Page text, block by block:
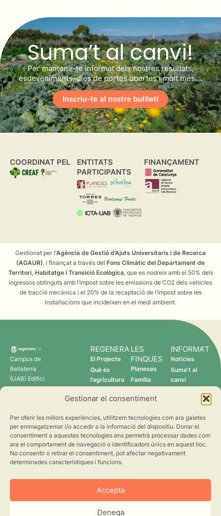
Gestionar el consentiment
Per oferir les millors experiències, utilitzem tecnologies com ara galetes
per emmagatzemar i/o accedir a la informació del dispositiu. Donar el
consentiment a aquestes tecnologies ens permetrà processar dades com
ara el comportament de navegació o identificadors únics en aquest lloc.
No consentir o retirar el consentiment, pot afectar negativament
determinades característiques i funcions.
Accepta
Denega
Suma’t al canvi!
Per mantenir-te informat dels nostres resultats,
esdeveniments, dies de portes obertes i molt més….
Inscriu-te al nostre butlletí
COORDINAT PEL
ENTITATS
PARTICIPANTS
FINANÇAMENT
Gestionat per l’Agència de Gestió d’Ajuts Universitaris i de Recerca
(AGAUR), i finançat a través del Fons Climàtic del Departament de
Territori, Habitatge i Transició Ecològica, que es nodreix amb el 50% dels
ingressos obtinguts amb l’impost sobre les emissions de CO2 dels vehicles
de tracció mecànica i el 20% de la recaptació de l’impost sobre les
instal·lacions que incideixen en el medi ambient.
Campus de
Bellaterra
(UAB) Edifici
C 08193
regenera@creaf.uab.cat
REGENERA
El Projecte
Què és
l’agricultura
Qui som
LES
FINQUES
Planeses
Família
Verdcamp
Pomona
Fruits
INFORMA’T
Notícies
Suma’t al
canvi